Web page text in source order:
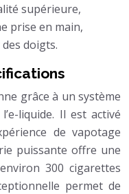
supérieure,
prise en main,
doigts.
grâce à un système
liquide. Il est activé
de vapotage
puissante offre une
300 cigarettes
permet de